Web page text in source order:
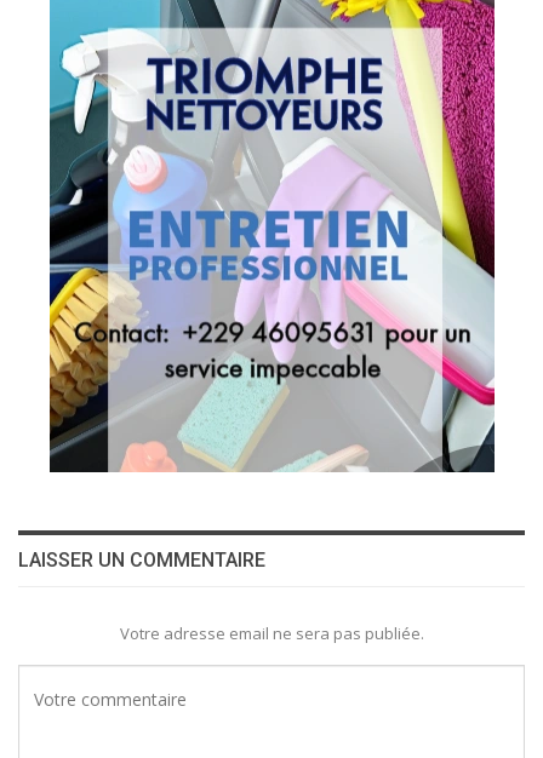
LAISSER UN COMMENTAIRE
Votre adresse email ne sera pas publiée.